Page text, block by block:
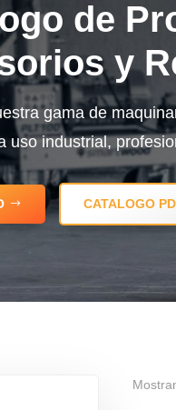
de
y
gama de
uso industrial,
CATALOGO